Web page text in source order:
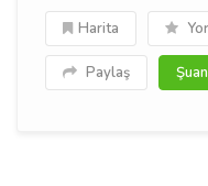
Harita
Paylaş